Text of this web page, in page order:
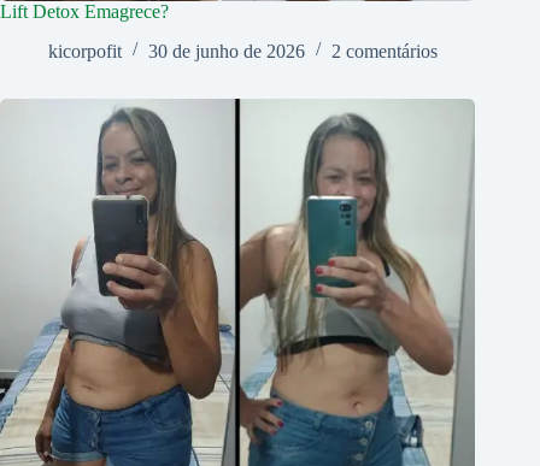
Lift Detox Emagrece?
kicorpofit
30 de junho de 2026 2 comentários